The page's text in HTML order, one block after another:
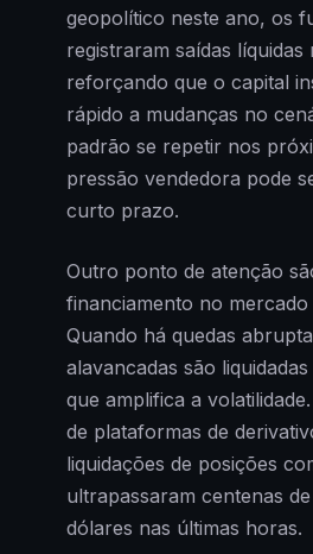
geopolítico neste ano, os
registraram saídas líquidas
reforçando que o capital
rápido a mudanças no
padrão se repetir nos
pressão vendedora pode
curto prazo.
Outro ponto de atenção
financiamento no
Quando há quedas
alavancadas são
que amplifica a
de plataformas de
liquidações de posições
ultrapassaram centenas
dólares nas últimas horas.